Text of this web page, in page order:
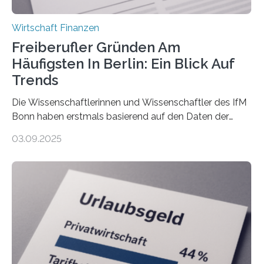
Wirtschaft Finanzen
Freiberufler Gründen Am
Häufigsten In Berlin: Ein Blick Auf
Trends
Die Wissenschaftlerinnen und Wissenschaftler des IfM
Bonn haben erstmals basierend auf den Daten der
Landkreise mit den meisten Gründungen von
ist demnach Berlin. Betrachtet man nur die Gründungen
der Freiberuflerinnen, so liegt Leipzig an der Spitze. In
Berlin starteten in 2024 die meisten Personen in eine
eigene freiberufliche Existenz, dahinter folgten die
Städte Hamburg, München und Köln. Betrachtet man
hingegen die Existenzgründungsintensität – die Anzahl
der freiberuflichen Gründungen je…
03.09.2025